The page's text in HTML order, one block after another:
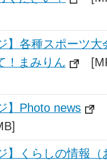
】各種スポーツ大
！まみりん
】Photo news
】くらしの情報（